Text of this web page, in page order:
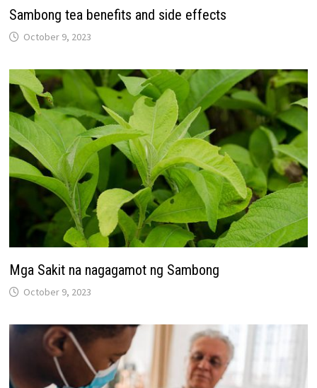
Sambong tea benefits and side effects
October 9, 2023
Mga Sakit na nagagamot ng Sambong
October 9, 2023